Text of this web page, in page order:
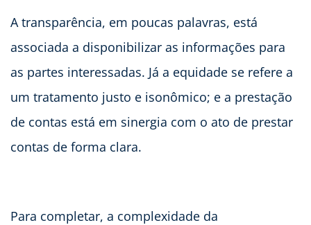
A transparência, em poucas palavras, está
associada a disponibilizar as informações para
as partes interessadas. Já a equidade se refere a
um tratamento justo e isonômico; e a prestação
de contas está em sinergia com o ato de prestar
contas de forma clara.
Para completar, a complexidade da